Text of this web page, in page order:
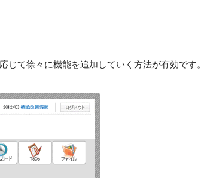
て徐々に機能を追加していく方法が有効です。